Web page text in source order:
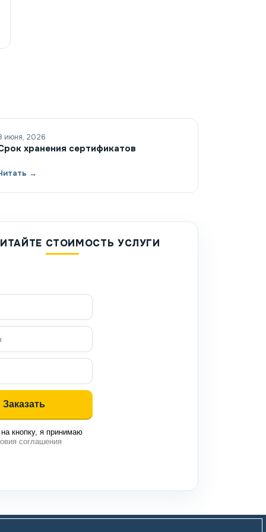
июня, 2026
хранения сертификатов
→
СТОИМОСТЬ УСЛУГИ
кнопку, я принимаю
соглашения